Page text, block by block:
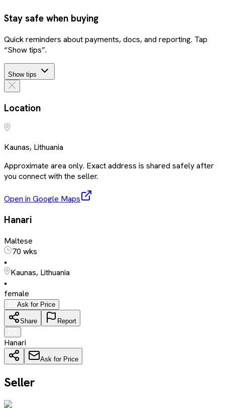
Stay safe when buying
Quick reminders about payments, docs, and reporting. Tap
“Show tips”.
Show tips
Location
Kaunas, Lithuania
Approximate area only. Exact address is shared safely after
you connect with the seller.
Open in Google Maps
Hanari
Maltese
70 wks
•
Kaunas, Lithuania
•
female
Ask for Price
Share Report
Hanari
Ask for Price
Seller